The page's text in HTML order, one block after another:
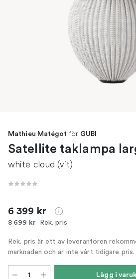
Mathieu Matégot för GUBI
Satellite taklampa
white cloud (vit)
6 399 kr
8 699 kr Rek. pris
Rek. pris är ett av leverantören
marknaden och är inte vårt tidigare pris.
Lägg i